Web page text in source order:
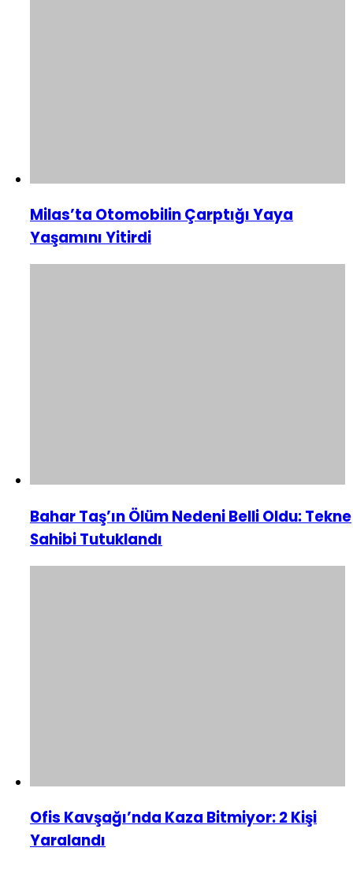
Milas’ta Otomobilin Çarptığı Yaya
Yaşamını Yitirdi
Bahar Taş’ın Ölüm Nedeni Belli Oldu: Tekne
Sahibi Tutuklandı
Ofis Kavşağı’nda Kaza Bitmiyor: 2 Kişi
Yaralandı